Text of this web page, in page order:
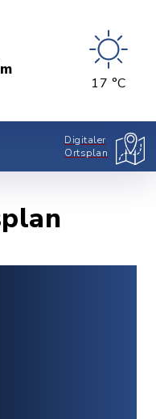
17 °C
Digitaler
Ortsplan